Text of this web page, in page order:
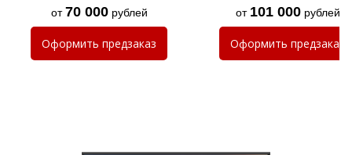
от70 000рублей
Оформить предзаказ
от 101 000рублей
Оформить предзаказ